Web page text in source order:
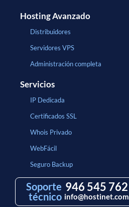
Hosting Avanzado
Distribuidores
Servidores VPS
Administración completa
Servicios
IP Dedicada
Certificados SSL
Whois Privado
WebFácil
Seguro Backup
Soporte
técnico
946 545 762
info@hostinet.com